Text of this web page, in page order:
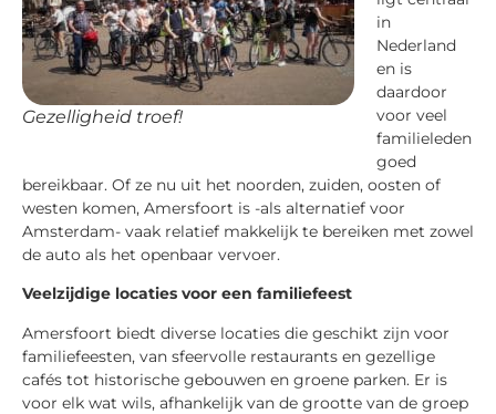
Gezelligheid troef!
in
Nederland
en is
daardoor
voor veel
familieleden
goed
bereikbaar. Of ze nu uit het noorden, zuiden, oosten of
westen komen, Amersfoort is -als alternatief voor
Amsterdam- vaak relatief makkelijk te bereiken met zowel
de auto als het openbaar vervoer.
Veelzijdige locaties voor een familiefeest
Amersfoort biedt diverse locaties die geschikt zijn voor
familiefeesten, van sfeervolle restaurants en gezellige
cafés tot historische gebouwen en groene parken. Er is
voor elk wat wils, afhankelijk van de grootte van de groep